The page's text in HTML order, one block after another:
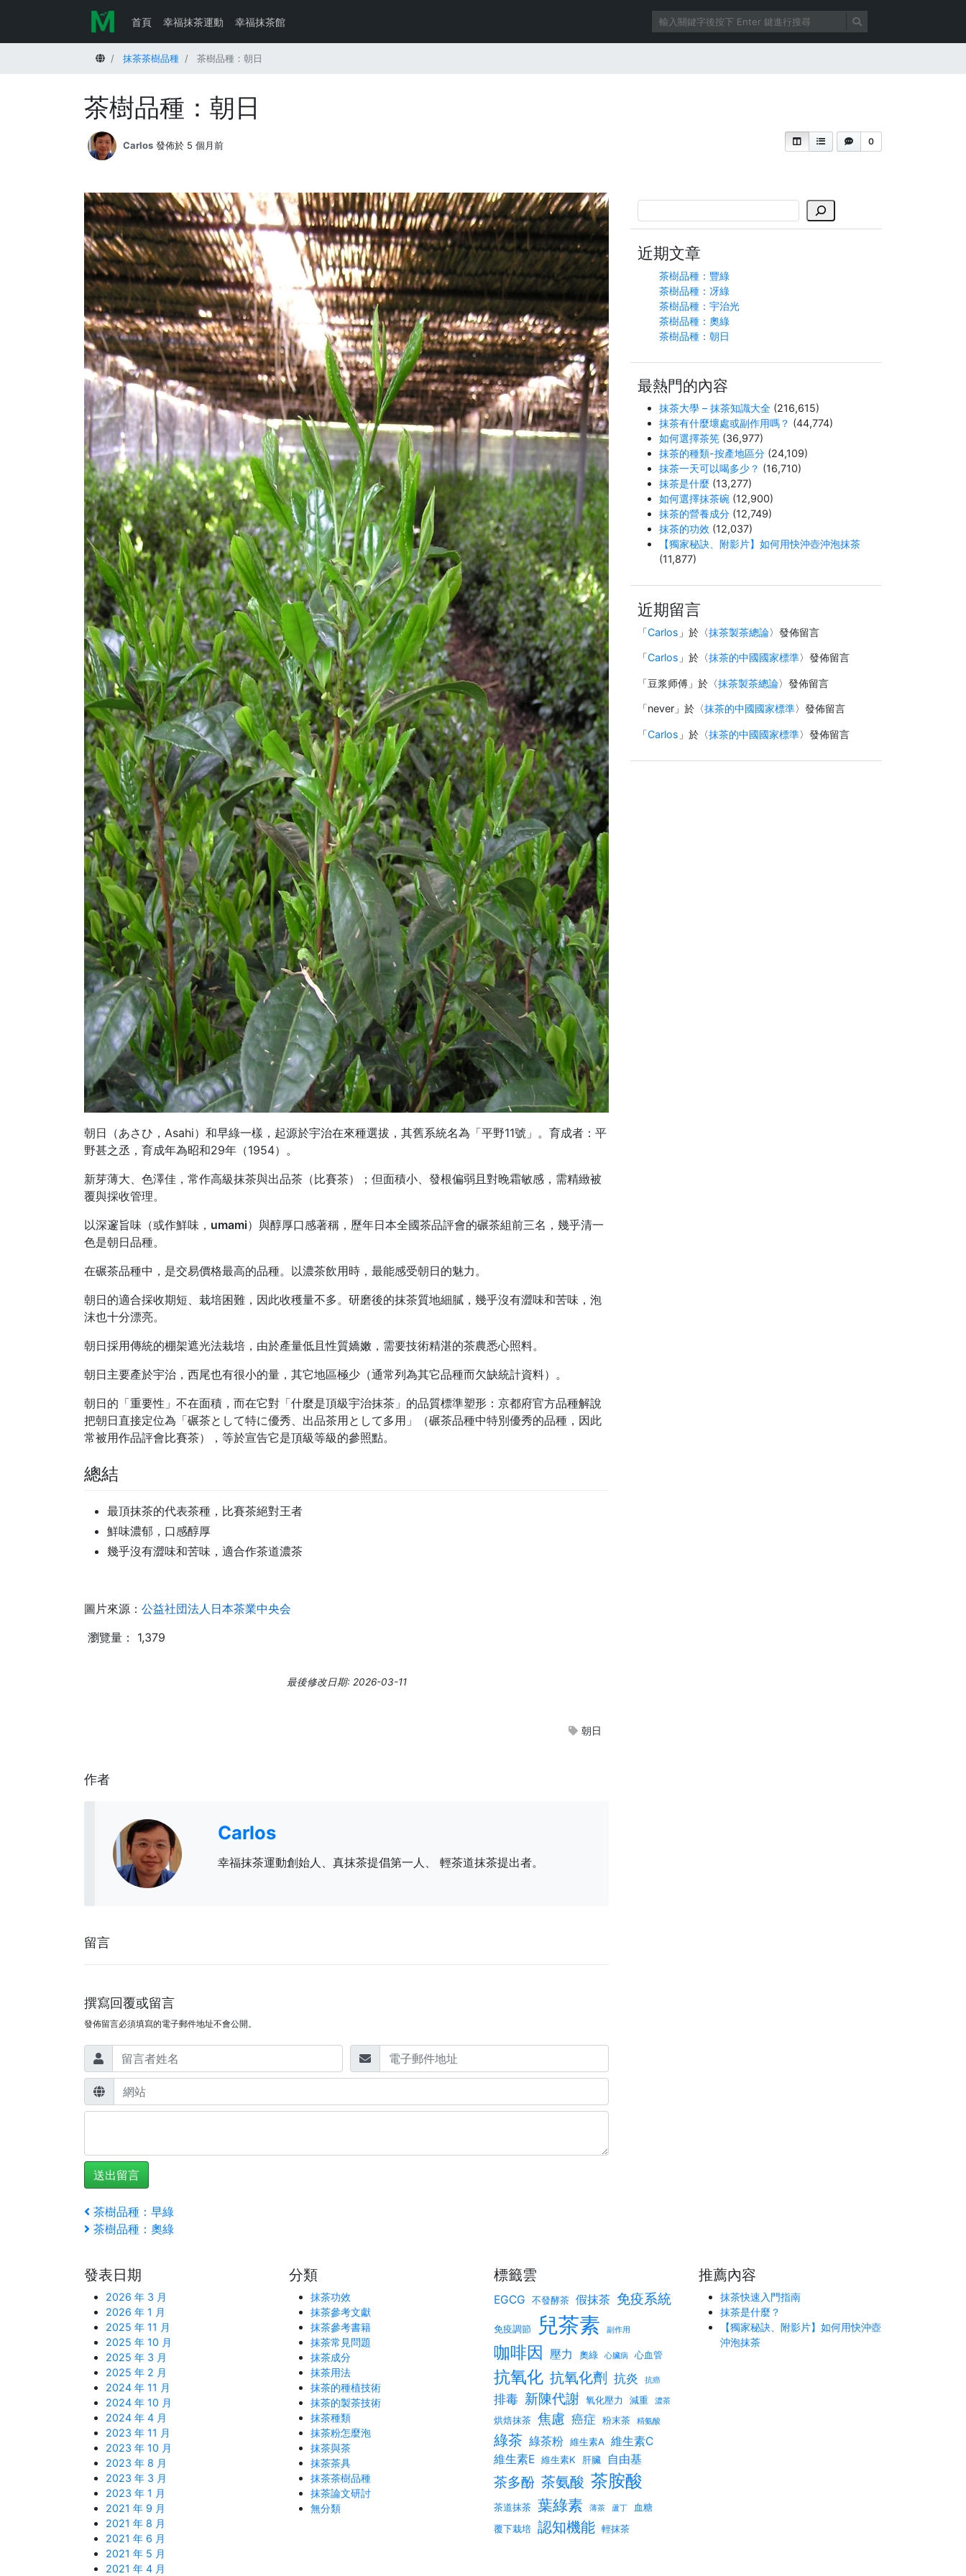
首頁 幸福抹茶運動 幸福抹茶館
首頁 抹茶茶樹品種 茶樹品種：朝日
茶樹品種：朝日
0
Carlos 發佈於 5 個月前
朝日（あさひ，Asahi）和早綠一樣，起源於宇治在來種選拔，其舊系統名為「平野11號」。育成者：平
野甚之丞，育成年為昭和29年（1954）。
新芽薄大、色澤佳，常作高級抹茶與出品茶（比賽茶）；但面積小、發根偏弱且對晚霜敏感，需精緻被
覆與採收管理。
以深邃旨味（或作鮮味，umami） 與醇厚口感著稱， 歷年日本全國茶品評會的碾茶組前三名，幾乎清一
色是朝日品種。
在碾茶品種中，是交易價格最高的品種。 以濃茶飲用時，最能感受朝日的魅力。
朝日的適合採收期短、栽培困難，因此收穫量不多。研磨後的抹茶質地細膩， 幾乎沒有澀味和苦味 ， 泡
沫也十分漂亮。
朝日採用傳統的棚架遮光法栽培，由於產量低且性質嬌嫩，需要技術精湛的茶農悉心照料。
朝日主要產於宇治，西尾也有很小的量，其它地區極少（通常列為其它品種而欠缺統計資料）。
朝日的「重要性」不在面積，而在它對「什麼是頂級宇治抹茶 」的品質標準塑形：京都府官方品種解說
把朝日直接定位為「碾茶として特に優秀、出品茶用として多用」（碾茶品種中特別優秀的品種，因此
常被用作品評會比賽茶），等於宣告它是頂級等級的參照點。
總結
最頂抹茶的代表茶種，比賽茶絕對王者
鮮味濃郁，口感醇厚
幾乎沒有澀味和苦味，適合作茶道濃茶
圖片來源： 公益社団法人日本茶業中央会
瀏覽量：
1,379
最後修改日期: 2026-03-11
朝日
作者
Carlos
幸福抹茶運動創始人、真抹茶提倡第一人、 輕茶道抹茶提出者。
留言
撰寫回覆或留言
發佈留言必須填寫的電子郵件地址不會公開。
尋
近期文章
茶樹品種：豐綠
茶樹品種：冴綠
茶樹品種：宇治光
茶樹品種：奧綠
茶樹品種：朝日
最熱門的內容
抹茶大學 – 抹茶知識大全 (216,615)
抹茶有什麼壞處或副作用嗎？ (44,774)
如何選擇茶筅 (36,977)
抹茶的種類-按產地區分 (24,109)
抹茶一天可以喝多少？ (16,710)
抹茶是什麼 (13,277)
如何選擇抹茶碗 (12,900)
抹茶的營養成分 (12,749)
抹茶的功效 (12,037)
【獨家秘訣、附影片】如何用快沖壺沖泡抹茶
(11,877)
近期留言
「Carlos 」於〈抹茶製茶總論〉發佈留言
「Carlos 」於〈抹茶的中國國家標準〉發佈留言
「豆浆师傅 」於〈抹茶製茶總論〉發佈留言
「never 」於〈抹茶的中國國家標準〉發佈留言
「Carlos 」於〈抹茶的中國國家標準〉發佈留言
文
章
導
覽
上
一
章
茶樹品種：早綠
下
文
章
茶樹品種：奧綠
發表日期
2026 年 3 月
2026 年 1 月
2025 年 11 月
2025 年 10 月
2025 年 3 月
2025 年 2 月
2024 年 11 月
2024 年 10 月
2024 年 4 月
2023 年 11 月
2023 年 10 月
2023 年 8 月
2023 年 3 月
2023 年 1 月
2021 年 9 月
2021 年 8 月
2021 年 6 月
2021 年 5 月
2021 年 4 月
分類
抹茶功效
抹茶參考文獻
抹茶參考書籍
抹茶常見問題
抹茶成分
抹茶用法
抹茶的種植技術
抹茶的製茶技術
抹茶種類
抹茶粉怎麼泡
抹茶與茶
抹茶茶具
抹茶茶樹品種
抹茶論文研討
無分類
標籤雲
EGCG 不發酵茶 假抹茶 免疫系統
免疫調節 兒茶素 副作用
咖啡因 壓力 奧綠 心臟病 心血管
抗氧化 抗氧化劑 抗炎 抗癌
排毒 新陳代謝 氧化壓力 減重 濃茶
烘焙抹茶 焦慮 癌症 粉末茶 精氨酸
綠茶 綠茶粉 維生素A 維生素C
維生素E 維生素K 肝臟 自由基
茶多酚 茶氨酸 茶胺酸
茶道抹茶 葉綠素 薄茶 蘆丁
血糖
覆下栽培 認知機能 輕抹茶
推薦內容
抹茶快速入門指南
抹茶是什麼？
【獨家秘訣、附影片】如何用快沖壺
沖泡抹茶